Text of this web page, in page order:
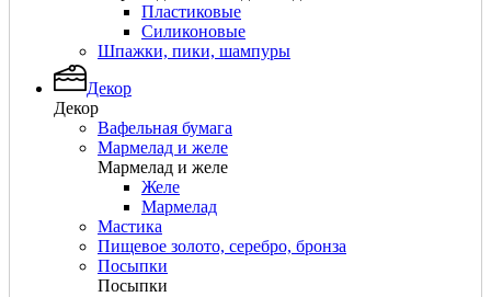
Пластиковые
Силиконовые
Шпажки, пики, шампуры
Декор
Декор
Вафельная бумага
Мармелад и желе
Мармелад и желе
Желе
Мармелад
Мастика
Пищевое золото, серебро, бронза
Посыпки
Посыпки